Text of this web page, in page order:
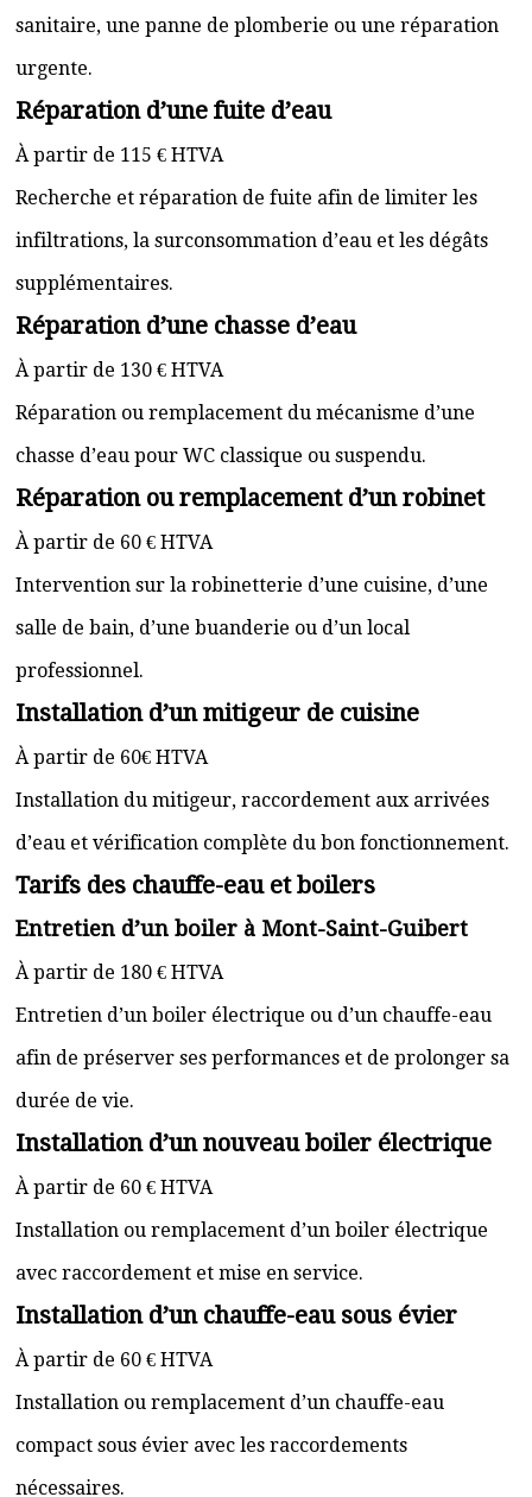
sanitaire, une panne de plomberie ou une réparation
urgente.
Réparation d’une fuite d’eau
À partir de 115 € HTVA
Recherche et réparation de fuite afin de limiter les
infiltrations, la surconsommation d’eau et les dégâts
supplémentaires.
Réparation d’une chasse d’eau
À partir de 130 € HTVA
Réparation ou remplacement du mécanisme d’une
chasse d’eau pour WC classique ou suspendu.
Réparation ou remplacement d’un robinet
À partir de 60 € HTVA
Intervention sur la robinetterie d’une cuisine, d’une
salle de bain, d’une buanderie ou d’un local
professionnel.
Installation d’un mitigeur de cuisine
À partir de 60€ HTVA
Installation du mitigeur, raccordement aux arrivées
d’eau et vérification complète du bon fonctionnement.
Tarifs des chauffe-eau et boilers
Entretien d’un boiler à Mont-Saint-Guibert
À partir de 180 € HTVA
Entretien d’un boiler électrique ou d’un chauffe-eau
afin de préserver ses performances et de prolonger sa
durée de vie.
Installation d’un nouveau boiler électrique
À partir de 60 € HTVA
Installation ou remplacement d’un boiler électrique
avec raccordement et mise en service.
Installation d’un chauffe-eau sous évier
À partir de 60 € HTVA
Installation ou remplacement d’un chauffe-eau
compact sous évier avec les raccordements
nécessaires.